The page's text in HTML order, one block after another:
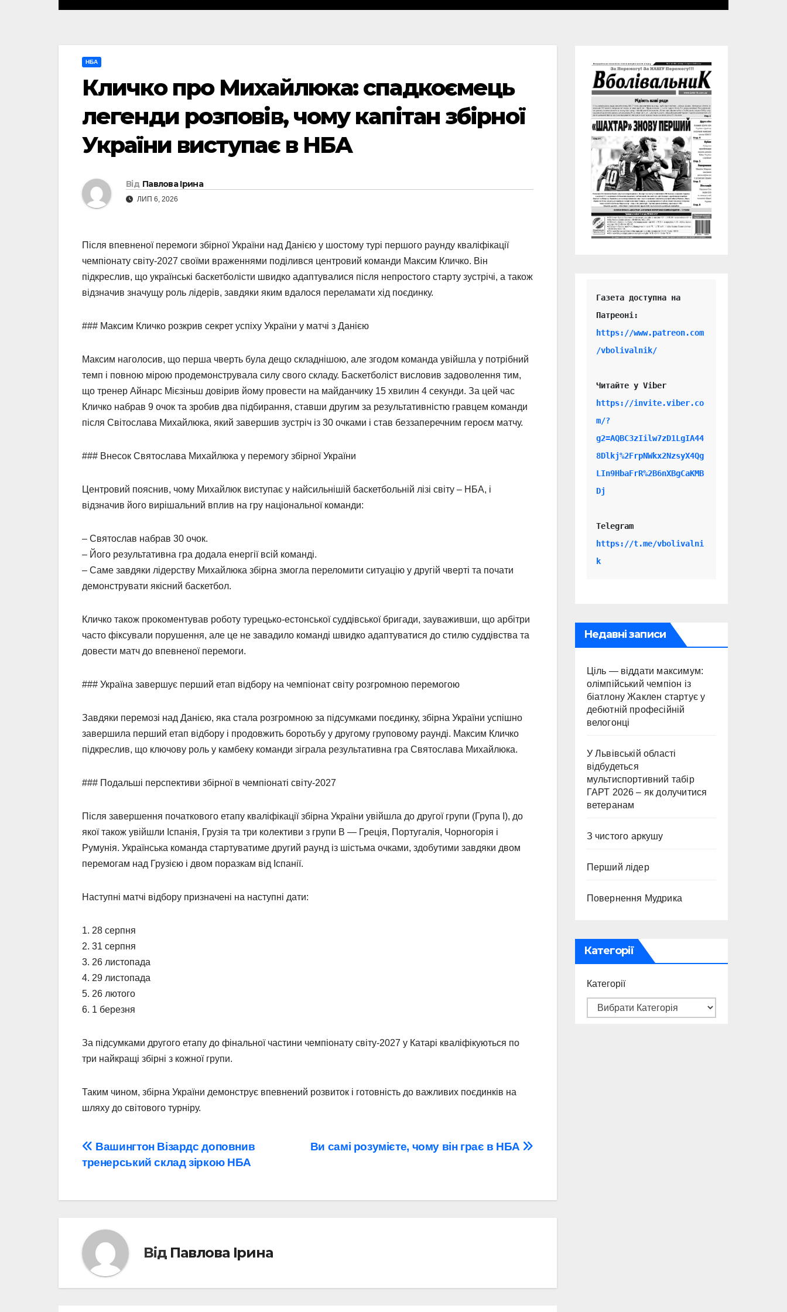
НБА
Кличко про Михайлюка: спадкоємець
легенди розповів, чому капітан збірної
України виступає в НБА
Від Павлова Ірина
ЛИП 6, 2026
Після впевненої перемоги збірної України над Данією у шостому турі першого раунду кваліфікації
чемпіонату світу-2027 своїми враженнями поділився центровий команди Максим Кличко. Він
підкреслив, що українські баскетболісти швидко адаптувалися після непростого старту зустрічі, а також
відзначив значущу роль лідерів, завдяки яким вдалося переламати хід поєдинку.
### Максим Кличко розкрив секрет успіху України у матчі з Данією
Максим наголосив, що перша чверть була дещо складнішою, але згодом команда увійшла у потрібний
темп і повною мірою продемонструвала силу свого складу. Баскетболіст висловив задоволення тим,
що тренер Айнарс Мієзіньш довірив йому провести на майданчику 15 хвилин 4 секунди. За цей час
Кличко набрав 9 очок та зробив два підбирання, ставши другим за результативністю гравцем команди
після Світослава Михайлюка, який завершив зустріч із 30 очками і став беззаперечним героєм матчу.
### Внесок Святослава Михайлюка у перемогу збірної України
Центровий пояснив, чому Михайлюк виступає у найсильнішій баскетбольній лізі світу – НБА, і
відзначив його вирішальний вплив на гру національної команди:
– Святослав набрав 30 очок.
– Його результативна гра додала енергії всій команді.
– Саме завдяки лідерству Михайлюка збірна змогла переломити ситуацію у другій чверті та почати
демонструвати якісний баскетбол.
Кличко також прокоментував роботу турецько-естонської суддівської бригади, зауваживши, що арбітри
часто фіксували порушення, але це не завадило команді швидко адаптуватися до стилю суддівства та
довести матч до впевненої перемоги.
### Україна завершує перший етап відбору на чемпіонат світу розгромною перемогою
Завдяки перемозі над Данією, яка стала розгромною за підсумками поєдинку, збірна України успішно
завершила перший етап відбору і продовжить боротьбу у другому груповому раунді. Максим Кличко
підкреслив, що ключову роль у камбеку команди зіграла результативна гра Святослава Михайлюка.
### Подальші перспективи збірної в чемпіонаті світу-2027
Після завершення початкового етапу кваліфікації збірна України увійшла до другої групи (Група І), до
якої також увійшли Іспанія, Грузія та три колективи з групи В — Греція, Португалія, Чорногорія і
Румунія. Українська команда стартуватиме другий раунд із шістьма очками, здобутими завдяки двом
перемогам над Грузією і двом поразкам від Іспанії.
Наступні матчі відбору призначені на наступні дати:
1. 28 серпня
2. 31 серпня
3. 26 листопада
4. 29 листопада
5. 26 лютого
6. 1 березня
За підсумками другого етапу до фінальної частини чемпіонату світу-2027 у Катарі кваліфікуються по
три найкращі збірні з кожної групи.
Таким чином, збірна України демонструє впевнений розвиток і готовність до важливих поєдинків на
шляху до світового турніру.
Навігація
записів
Ви самі розумієте, чому він грає в НБА
Вашингтон Візардс доповнив
тренерський склад зіркою НБА
Від Павлова Ірина
Газета доступна на
https://www.patreon.com
/vbolivalnik/
Читайте у Viber
https://invite.viber.co
m/?
g2=AQBC3zIilw7zD1LgIA44
8Dlkj%2FrpNWkx2NzsyX4Qg
LIn9HbaFrR%2B6nXBgCaKMB
Dj
Telegram
https://t.me/vbolivalni
k
Недавні записи
Ціль — віддати максимум:
олімпійський чемпіон із
біатлону Жаклен стартує у
дебютній професійній
велогонці
У Львівській області
відбудеться
мультиспортивний табір
ГАРТ 2026 – як долучитися
ветеранам
З чистого аркушу
Перший лідер
Повернення Мудрика
Категорії
Категорії